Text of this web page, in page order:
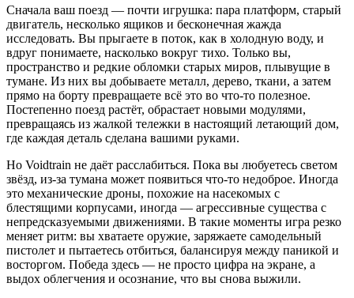
Сначала ваш поезд — почти игрушка: пара платформ, старый
двигатель, несколько ящиков и бесконечная жажда
исследовать. Вы прыгаете в поток, как в холодную воду, и
вдруг понимаете, насколько вокруг тихо. Только вы,
пространство и редкие обломки старых миров, плывущие в
тумане. Из них вы добываете металл, дерево, ткани, а затем
прямо на борту превращаете всё это во что‑то полезное.
Постепенно поезд растёт, обрастает новыми модулями,
превращаясь из жалкой тележки в настоящий летающий дом,
где каждая деталь сделана вашими руками.
Но Voidtrain не даёт расслабиться. Пока вы любуетесь светом
звёзд, из‑за тумана может появиться что‑то недоброе. Иногда
это механические дроны, похожие на насекомых с
блестящими корпусами, иногда — агрессивные существа с
непредсказуемыми движениями. В такие моменты игра резко
меняет ритм: вы хватаете оружие, заряжаете самодельный
пистолет и пытаетесь отбиться, балансируя между паникой и
восторгом. Победа здесь — не просто цифра на экране, а
выдох облегчения и осознание, что вы снова выжили.